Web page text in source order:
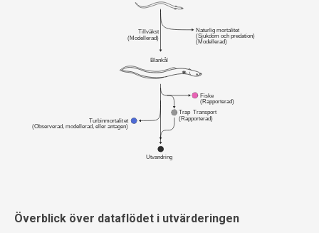
Naturlig mortalitet
(Sjukdom och predation)
(Modellerad)
Blankål
Tillväkst
(Modellerad)
Fiske
(Rapporterad)
Trap  Transport
(Rapporterad)
Turbinmortalitet
(Observerad, modellerad, eller antagen)
Utvandring
Överblick över dataflödet i utvärderingen